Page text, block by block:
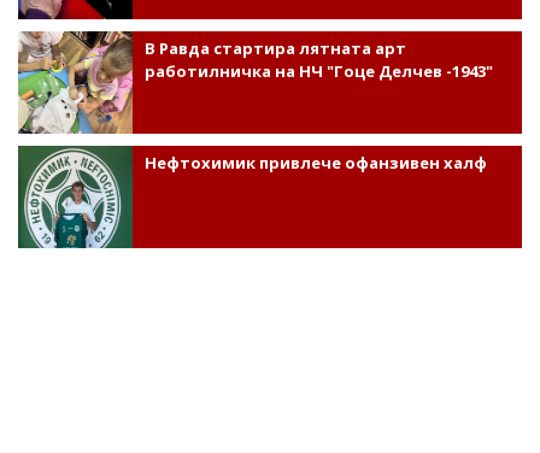
В Равда стартира лятната арт
работилничка на НЧ "Гоце Делчев -1943"
Нефтохимик привлече офанзивен халф